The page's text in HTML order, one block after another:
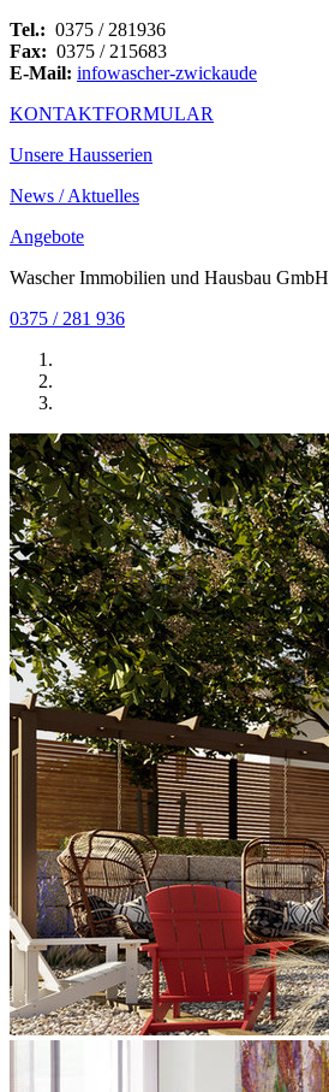
Tel.: 0375 / 281936
Fax: 0375 / 215683
E-Mail: infowascher-zwickaude
KONTAKTFORMULAR
Unsere Hausserien
News / Aktuelles
Angebote
Wascher Immobilien und Hausbau GmbH
0375 / 281 936